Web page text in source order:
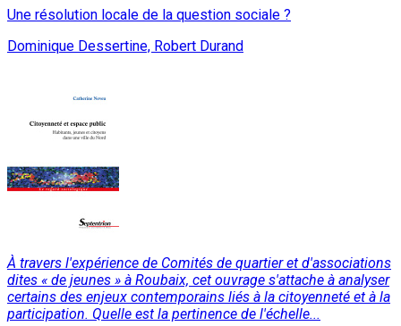
Une résolution locale de la question sociale ?
Dominique Dessertine, Robert Durand
À travers l'expérience de Comités de quartier et d'associations
dites « de jeunes » à Roubaix, cet ouvrage s'attache à analyser
certains des enjeux contemporains liés à la citoyenneté et à la
participation. Quelle est la pertinence de l'échelle...